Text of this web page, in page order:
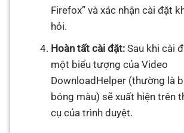
Firefox” và xác nhận cài đặt
hỏi.
Hoàn tất cài đặt:Sau khi cài
một biểu tượng của Video
DownloadHelper (thường là
bóng màu) sẽ xuất hiện trên
cụ của trình duyệt.